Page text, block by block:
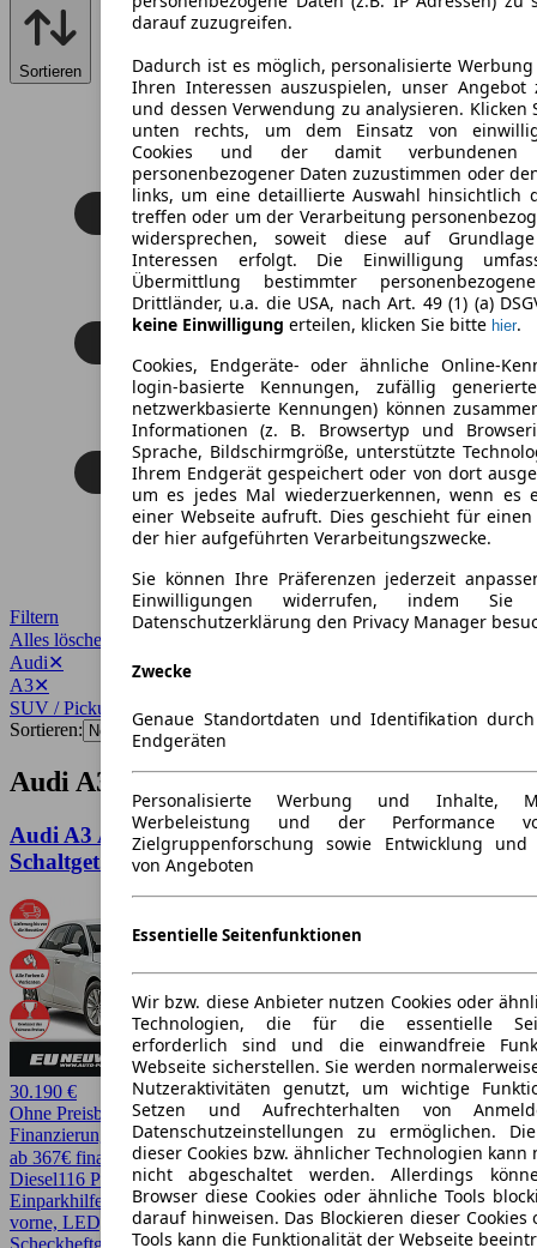
darauf zuzugreifen.
Dadurch ist es möglich, personalisierte
Ihren Interessen auszuspielen, unser Angebot
und dessen Verwendung zu analysieren. Klicken
unten rechts, um dem Einsatz von
Cookies und der damit verbundenen
personenbezogener Daten zuzustimmen oder
links, um eine detaillierte Auswahl hinsichtlich
treffen oder um der Verarbeitung
widersprechen, soweit diese auf
Interessen erfolgt. Die Einwilligung
Übermittlung bestimmter
Drittländer, u.a. die USA, nach Art. 49 (1) (a)
keine Einwilligung erteilen, klicken Sie bitte hier.
Cookies, Endgeräte- oder ähnliche Online-
login-basierte Kennungen, zufällig
netzwerkbasierte Kennungen) können
Informationen (z. B. Browsertyp und
Sprache, Bildschirmgröße, unterstützte
Ihrem Endgerät gespeichert oder von dort
um es jedes Mal wiederzuerkennen, wenn es
einer Webseite aufruft. Dies geschieht für
der hier aufgeführten Verarbeitungszwecke.
Sie können Ihre Präferenzen jederzeit
Einwilligungen widerrufen, indem
Datenschutzerklärung den Privacy Manager
Zwecke
Genaue Standortdaten und Identifikation
Endgeräten
Personalisierte Werbung und Inhalte,
Werbeleistung und der Performance
Zielgruppenforschung sowie Entwicklung und
von Angeboten
Essentielle Seitenfunktionen
Wir bzw. diese Anbieter nutzen Cookies oder
Technologien, die für die essentielle
erforderlich sind und die einwandfreie
Webseite sicherstellen. Sie werden
Nutzeraktivitäten genutzt, um wichtige
Setzen und Aufrechterhalten von
Datenschutzeinstellungen zu ermöglichen.
dieser Cookies bzw. ähnlicher Technologien kann
nicht abgeschaltet werden. Allerdings
Browser diese Cookies oder ähnliche Tools
darauf hinweisen. Das Blockieren dieser
Tools kann die Funktionalität der Webseite
Sortieren
Filtern
Alles löschen
Audi✕
A3✕
SUV / Pickup
Sortieren:
Audi A3 SUV / Pickup Angebote
Audi A3 Audi A3 Sportback TDI 85 kW 116PS
Schaltget. MJ 2027
30.190 €
Ohne Preisbewertung
Finanzierung möglich
ab 367€ finanzieren ↗
Diesel116 PS (85 kW) 0 kmSchaltgetriebeSUV / Pickup4 Türen
Einparkhilfe, Einparkhilfe Sensoren hinten, Einparkhilfe Sensoren
vorne, LED, LED-Scheinwerfer, Lichtsensor, Regensensor,